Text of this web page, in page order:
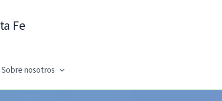
Fe
Sobre nosotros